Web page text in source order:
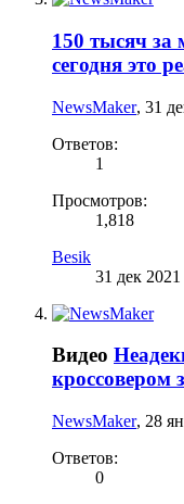
150 тысяч за
сегодня это
NewsMaker, 31
Ответов:
1
Просмотров:
1,818
Besik
31 дек 2021
Видео
кроссовером
NewsMaker, 28
Ответов:
0